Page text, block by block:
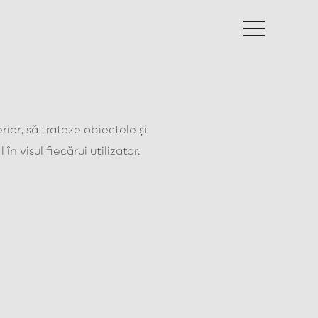
să trateze obiectele și
visul fiecărui utilizator.